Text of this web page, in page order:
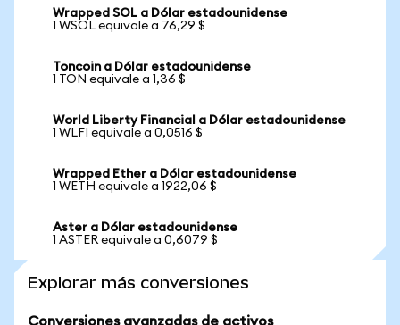
Wrapped SOL a Dólar estadounidense
1 WSOL equivale a 76,29 $
Toncoin a Dólar estadounidense
1 TON equivale a 1,36 $
World Liberty Financial a Dólar estadounidense
1 WLFI equivale a 0,0516 $
Wrapped Ether a Dólar estadounidense
1 WETH equivale a 1922,06 $
Aster a Dólar estadounidense
1 ASTER equivale a 0,6079 $
Explorar más conversiones
Conversiones avanzadas de activos